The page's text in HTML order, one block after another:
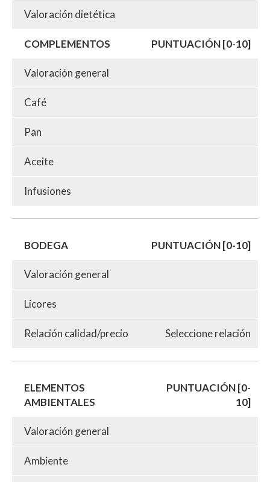
Valoración dietética
COMPLEMENTOS PUNTUACIÓN [0-10]
Valoración general
Café
Pan
Aceite
Infusiones
BODEGA PUNTUACIÓN [0-10]
Valoración general
Licores
Relación calidad/precio Seleccione relación
ELEMENTOS
AMBIENTALES
PUNTUACIÓN [0-
10]
Valoración general
Ambiente